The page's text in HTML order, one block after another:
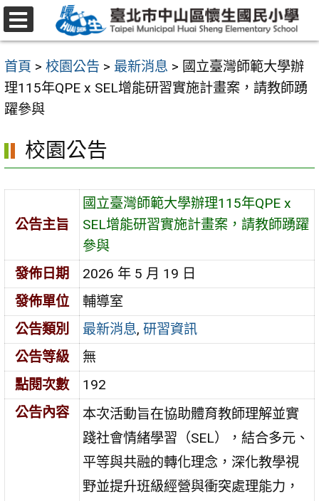
跳
至
要
內
容
首頁 > 校園公告 > 最新消息 > 國立臺灣師範大學辦
理115年QPE x SEL增能研習實施計畫案，請教師踴
躍參與
校園公告
公告主旨
國立臺灣師範大學辦理115年QPE x
SEL增能研習實施計畫案，請教師踴躍
參與
發佈日期
2026 年 5 月 19 日
發佈單位
輔導室
公告類別
最新消息,研習資訊
公告等級
無
點閱次數
192
公告內容
本次活動旨在協助體育教師理解並實
踐社會情緒學習（SEL），結合多元、
平等與共融的轉化理念，深化教學視
野並提升班級經營與衝突處理能力，
選
單